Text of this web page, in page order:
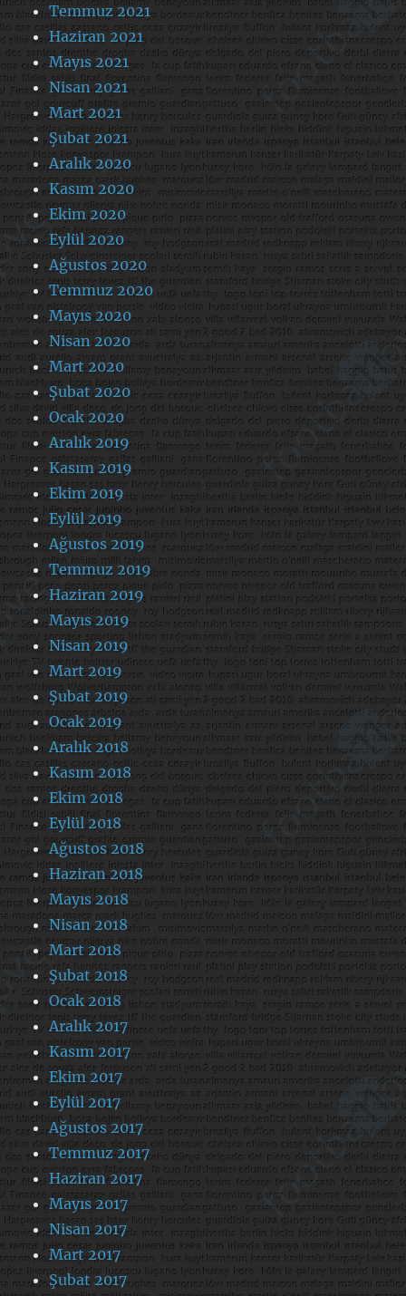
Temmuz 2021
Haziran 2021
Mayıs 2021
Nisan 2021
Mart 2021
Şubat 2021
Aralık 2020
Kasım 2020
Ekim 2020
Eylül 2020
Ağustos 2020
Temmuz 2020
Mayıs 2020
Nisan 2020
Mart 2020
Şubat 2020
Ocak 2020
Aralık 2019
Kasım 2019
Ekim 2019
Eylül 2019
Ağustos 2019
Temmuz 2019
Haziran 2019
Mayıs 2019
Nisan 2019
Mart 2019
Şubat 2019
Ocak 2019
Aralık 2018
Kasım 2018
Ekim 2018
Eylül 2018
Ağustos 2018
Haziran 2018
Mayıs 2018
Nisan 2018
Mart 2018
Şubat 2018
Ocak 2018
Aralık 2017
Kasım 2017
Ekim 2017
Eylül 2017
Ağustos 2017
Temmuz 2017
Haziran 2017
Mayıs 2017
Nisan 2017
Mart 2017
Şubat 2017